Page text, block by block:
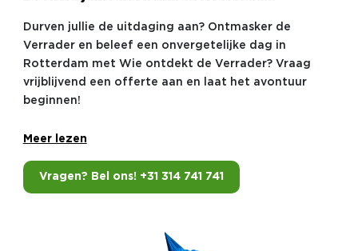
Durven jullie de uitdaging aan? Ontmasker de
Verrader en beleef een onvergetelijke dag in
Rotterdam met Wie ontdekt de Verrader? Vraag
vrijblijvend een offerte aan en laat het avontuur
beginnen!
Meer lezen
Vragen? Bel ons! +31 314 741 741